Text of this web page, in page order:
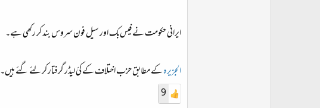
ایرانی حکومت نے فیس‌بک اور سیل فون سروس بند کر رکھی ہے۔
الجزیرہکے مطابق حزب اختلاف کے کئ لیڈر گرفتار کر لئے گئے ہیں۔
9